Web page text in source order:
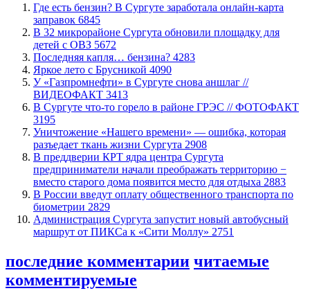
​Где есть бензин? В Сургуте заработала онлайн-карта
заправок 6845
В 32 микрорайоне Сургута обновили площадку для
детей с ОВЗ 5672
​Последняя капля… бензина? 4283
Яркое лето с Брусникой 4090
У «Газпромнефти» в Сургуте снова аншлаг //
ВИДЕОФАКТ 3413
​В Сургуте что-то горело в районе ГРЭС // ФОТОФАКТ
3195
​Уничтожение «Нашего времени» — ошибка, которая
разъедает ткань жизни Сургута 2908
​В преддверии КРТ ядра центра Сургута
предприниматели начали преображать территорию −
вместо старого дома появится место для отдыха 2883
В России введут оплату общественного транспорта по
биометрии 2829
​Администрация Сургута запустит новый автобусный
маршрут от ПИКСа к «Сити Моллу» 2751
последние комментарии читаемые
комментируемые